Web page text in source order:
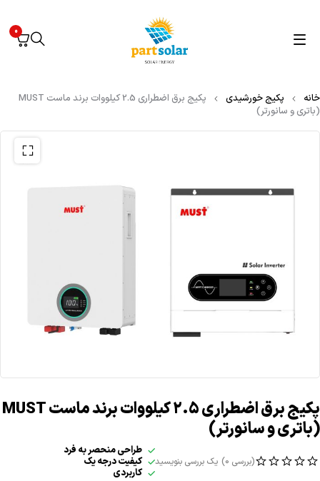
0
خانه پکیج خورشیدی
پکیج برق اضطراری 2.5 کیلووات برند ماست MUST
(باتری و سانورتر)
پکیج برق اضطراری 2.5 کیلووات برند ماست MUST
(باتری و سانورتر)
(بررسی 0) یک بررسی بنویسید
طراحی منحصر به فرد
کیفیت درجه یک
کاربردی